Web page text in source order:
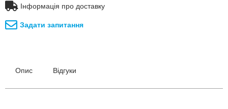
Інформація про доставку
Задати запитання
Опис Відгуки